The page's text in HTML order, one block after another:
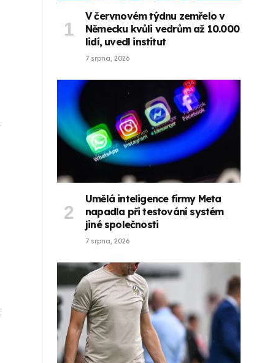
V červnovém týdnu zemřelo v
Německu kvůli vedrům až 10.000
lidí, uvedl institut
7 srpna, 2026
Umělá inteligence firmy Meta
napadla při testování systém
jiné společnosti
7 srpna, 2026